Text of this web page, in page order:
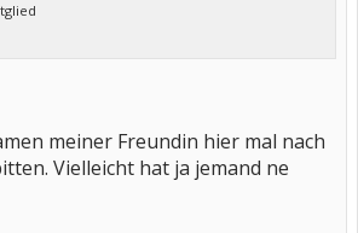
meiner Freundin hier mal nach
Vielleicht hat ja jemand ne